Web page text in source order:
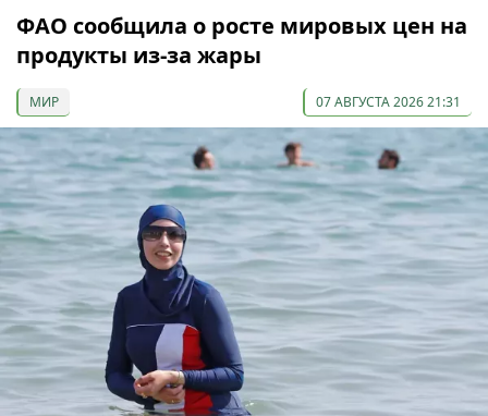
ФАО сообщила о росте мировых цен на
продукты из-за жары
МИР 07 АВГУСТА 2026 21:31